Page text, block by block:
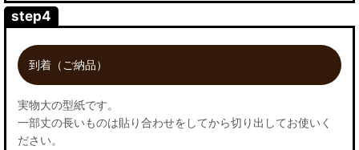
step4
到着（ご納品）
実物大の型紙です。
一部丈の長いものは貼り合わせをしてから切り出してお使いく
ださい。